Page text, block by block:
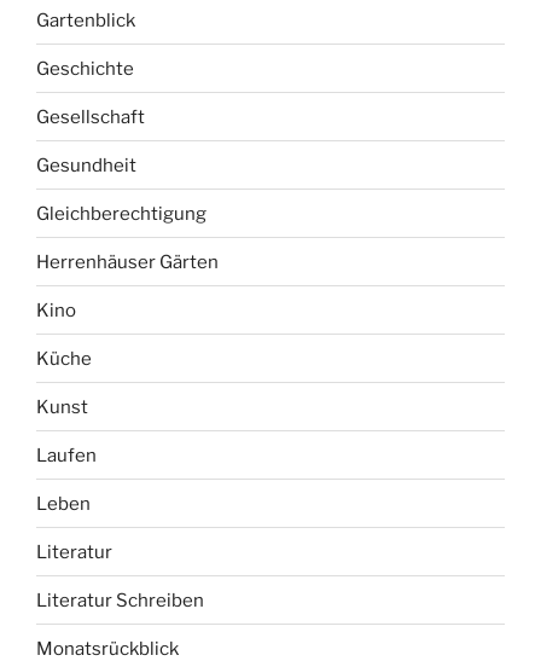
Gartenblick
Geschichte
Gesellschaft
Gesundheit
Gleichberechtigung
Herrenhäuser Gärten
Kino
Küche
Kunst
Laufen
Leben
Literatur
Literatur Schreiben
Monatsrückblick